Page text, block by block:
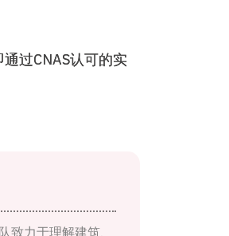
过CNAS认可的实
力于理解建筑、